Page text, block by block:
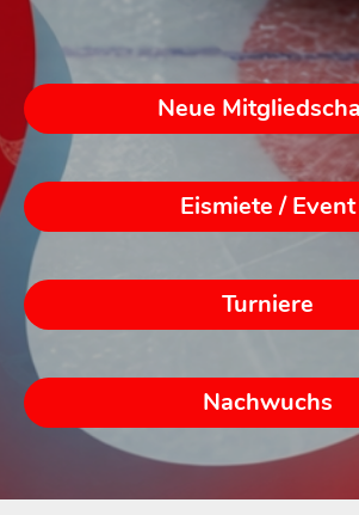
Neue
Eismiete / Event
Turniere
Nachwuchs